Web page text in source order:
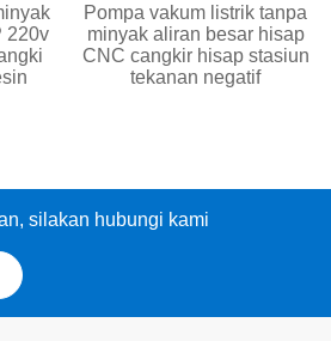
220v
Pompa vakum listrik tanpa
minyak aliran besar hisap
CNC cangkir hisap stasiun
tekanan negatif
silakan hubungi kami